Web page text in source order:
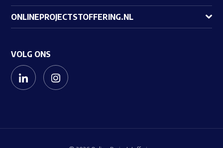
ONLINEPROJECTSTOFFERING.NL
VOLG ONS